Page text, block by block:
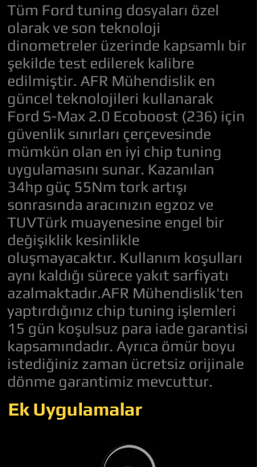
Tüm Ford tuning dosyaları özel
olarak ve son teknoloji
dinometreler üzerinde kapsamlı bir
şekilde test edilerek kalibre
edilmiştir. AFR Mühendislik en
güncel teknolojileri kullanarak
Ford S-Max 2.0 Ecoboost (236) için
güvenlik sınırları çerçevesinde
mümkün olan en iyi chip tuning
uygulamasını sunar. Kazanılan
34hp güç 55Nm tork artışı
sonrasında aracınızın egzoz ve
TUVTürk muayenesine engel bir
değişiklik kesinlikle
oluşmayacaktır. Kullanım koşulları
aynı kaldığı sürece yakıt sarfiyatı
azalmaktadır.AFR Mühendislik'ten
yaptırdığınız chip tuning işlemleri
15 gün koşulsuz para iade garantisi
kapsamındadır. Ayrıca ömür boyu
istediğiniz zaman ücretsiz orijinale
dönme garantimiz mevcuttur.
Ek Uygulamalar